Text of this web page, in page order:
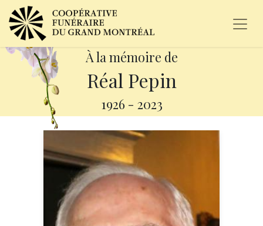
À la mémoire de
Réal Pepin
1926 - 2023